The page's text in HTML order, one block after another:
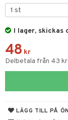
I lager, skickas
48 kr
Delbetala från 43 kr
LÄGG TILL PÅ
& Mineraler
& Feber
& Heshet
Fötter